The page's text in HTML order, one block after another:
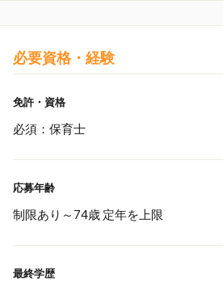
必要資格・経験
免許・資格
必須：保育士
応募年齢
制限あり～74歳 定年を上限
最終学歴